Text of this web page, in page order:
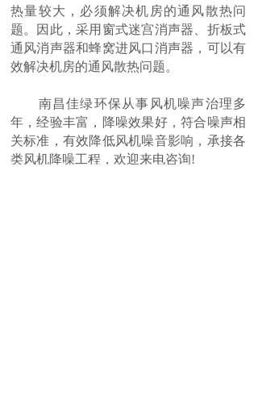
热量较大，必须解决机房的通风散热问
题。因此，采用窗式迷宫消声器、折板式
通风消声器和蜂窝进风口消声器，可以有
效解决机房的通风散热问题。
南昌佳绿环保从事风机噪声治理多
年，经验丰富，降噪效果好，符合噪声相
关标准，有效降低风机噪音影响，承接各
类风机降噪工程，欢迎来电咨询!